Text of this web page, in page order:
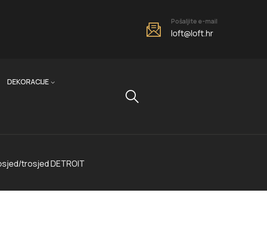
Pošaljite e-mail
loft@loft.hr
DEKORACIJE
trosjed DETROIT